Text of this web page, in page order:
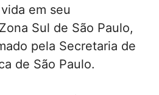
em seu
Sul de São Paulo,
pela Secretaria de
de São Paulo.